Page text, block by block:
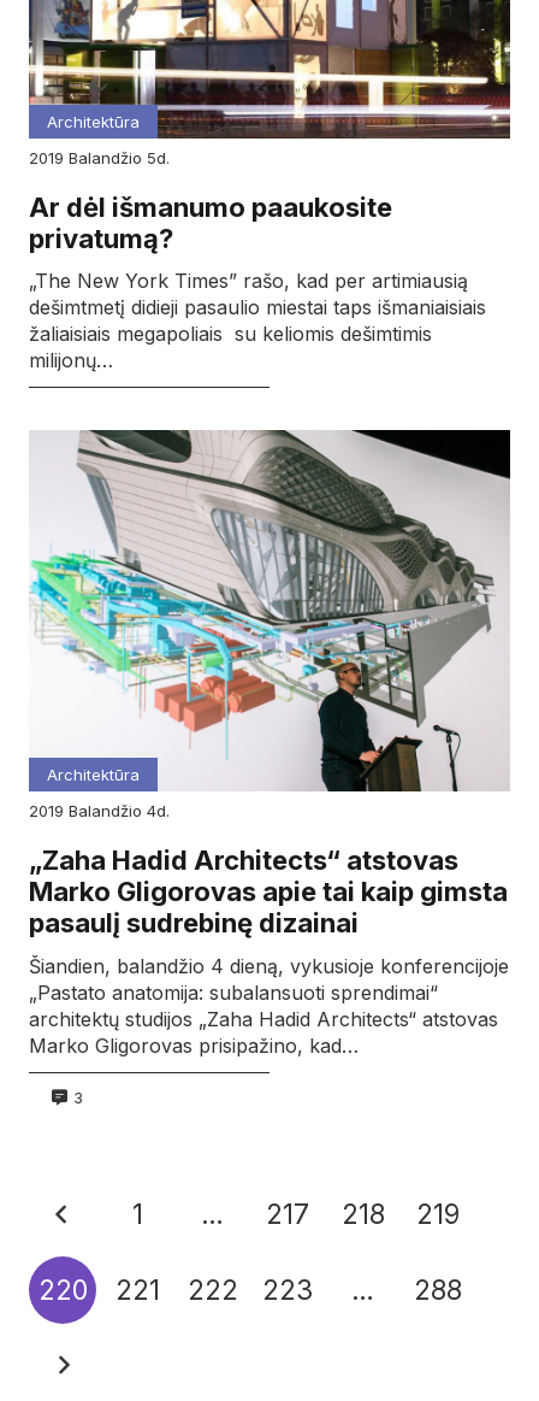
Architektūra
2019
balandžio 5d.
Ar dėl išmanumo paaukosite
privatumą?
„The New York Times” rašo, kad per artimiausią
dešimtmetį didieji pasaulio miestai taps išmaniaisiais
žaliaisiais megapoliais su keliomis dešimtimis
milijonų…
Architektūra
2019
balandžio 4d.
„Zaha Hadid Architects“ atstovas
Marko Gligorovas apie tai kaip gimsta
pasaulį sudrebinę dizainai
Šiandien, balandžio 4 dieną, vykusioje konferencijoje
„Pastato anatomija: subalansuoti sprendimai“
architektų studijos „Zaha Hadid Architects“ atstovas
Marko Gligorovas prisipažino, kad…
3
1 … 217 218 219
220 221 222 223 … 288